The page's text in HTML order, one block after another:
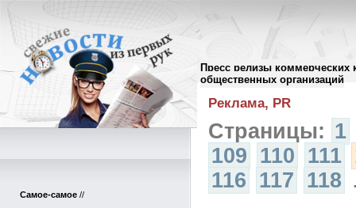
Пресс релизы коммерческих
общественных организаций
Самое-самое //
Архив пресс-релизов//
Реклама, PR
Страницы: 1
109 110 111
116 117 118